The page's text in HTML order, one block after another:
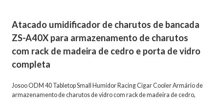
Atacado umidificador de charutos de bancada
ZS-A40X para armazenamento de charutos
com rack de madeira de cedro e porta de vidro
completa
Josoo ODM 40 Tabletop Small Humidor Racing Cigar Cooler Armário de
armazenamento de charutos de vidro com rack de madeira de cedro,